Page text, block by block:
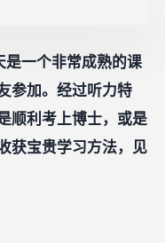
是一个非常成熟的课
参加。经过听力特
顺利考上博士，或是
获宝贵学习方法，见